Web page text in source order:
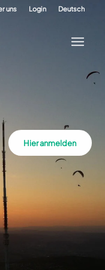
uns Login Deutsch
Hier anmelden